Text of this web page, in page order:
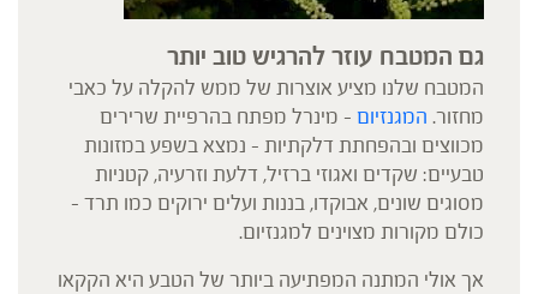
גם המטבח עוזר להרגיש טוב יותר
המטבח שלנו מציע אוצרות של ממש להקלה על כאבי
מחזור. המגנזיום – מינרל מפתח בהרפיית שרירים
מכווצים ובהפחתת דלקתיות – נמצא בשפע במזונות
טבעיים: שקדים ואגוזי ברזיל, דלעת וזרעיה, קטניות
מסוגים שונים, אבוקדו, בננות ועלים ירוקים כמו תרד –
כולם מקורות מצוינים למגנזיום.
אך אולי המתנה המפתיעה ביותר של הטבע היא הקקאו